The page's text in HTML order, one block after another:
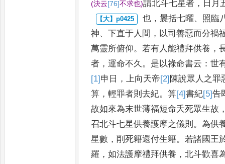
(決云[76]不求也)謂北斗七星者 ， 日月
也 ，曩括七曜、 照臨
神、下直于人間 ， 以司善惡而分禍
萬靈所俯仰。若有人能禮拜供養 ，
者 ，運命不久。 是以祿命書云 ：世
[1] 申 日 ，上向天帝[2] 陳說眾人之罪
算 ，輕罪者則去紀。算[4]書紀[5]告
故如來為末世薄福短命夭死眾生故
召北斗七星供養護摩之儀則 。為供
星數 ，削死籍還付生籍。若諸國王
羅 ，如法護摩禮拜供養 ，北斗歡喜